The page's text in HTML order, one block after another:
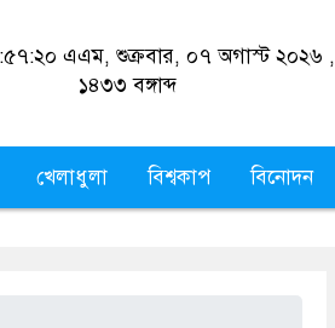
এএম, শুক্রবার, ০৭ অগাস্ট ২০২৬ ,
১৪৩৩ বঙ্গাব্দ
খেলাধুলা বিশ্বকাপ বিনোদন